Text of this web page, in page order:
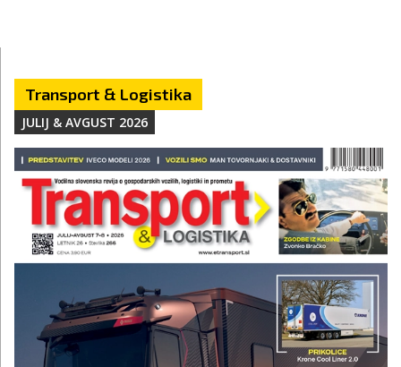
Transport & Logistika
JULIJ & AVGUST 2026